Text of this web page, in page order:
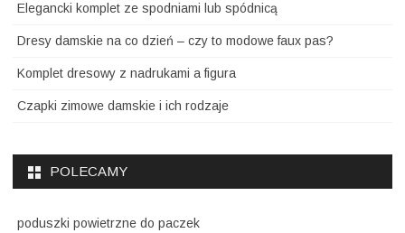
Elegancki komplet ze spodniami lub spódnicą
Dresy damskie na co dzień – czy to modowe faux pas?
Komplet dresowy z nadrukami a figura
Czapki zimowe damskie i ich rodzaje
POLECAMY
poduszki powietrzne do paczek